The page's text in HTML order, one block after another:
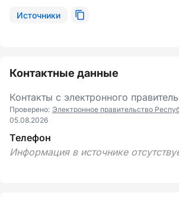
Источники
Контактные данные
Контакты с электронного
Проверено: Электронное правительство
05.08.2026
Телефон
Информация в источнике